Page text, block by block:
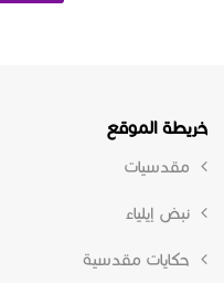
خريطة الموقع
مقدسيات
نبض إيلياء
حكايات مقدسية